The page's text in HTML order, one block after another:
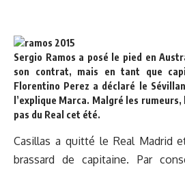
Sergio Ramos a posé le pied en
son contrat, mais en tant que
Florentino Perez a déclaré le
l’explique Marca. Malgré les
pas du Real cet été.
Casillas a quitté le Real Madrid
brassard de capitaine. Par